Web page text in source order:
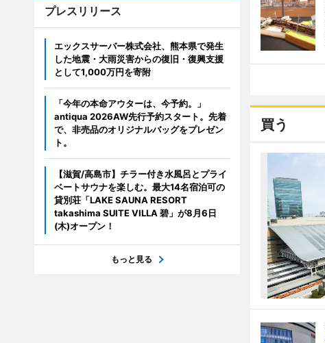
買う
プレスリリース
エックスサーバー株式会社、熊本県で発生
した地震・大雨災害からの復旧・復興支援
として1,000万円を寄附
「今年の本命アウターは、今予約。」
antiqua 2026AW先行予約スタート。先着
で、非売品のオリジナルバッグをプレゼン
ト。
【滋賀/高島市】チラー付き水風呂とプライ
ベートサウナを楽しむ。最大14名宿泊可の
貸別荘「LAKE SAUNA RESORT
takashima SUITE VILLA 碧」が8月6日
(木)オープン！
もっと見る